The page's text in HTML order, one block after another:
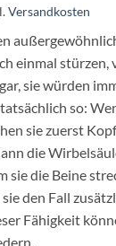
Versandkosten
einmal stürzen,
sie würden
so:
sie zuerst
die
sie die Beine
den Fall
Fähigkeit